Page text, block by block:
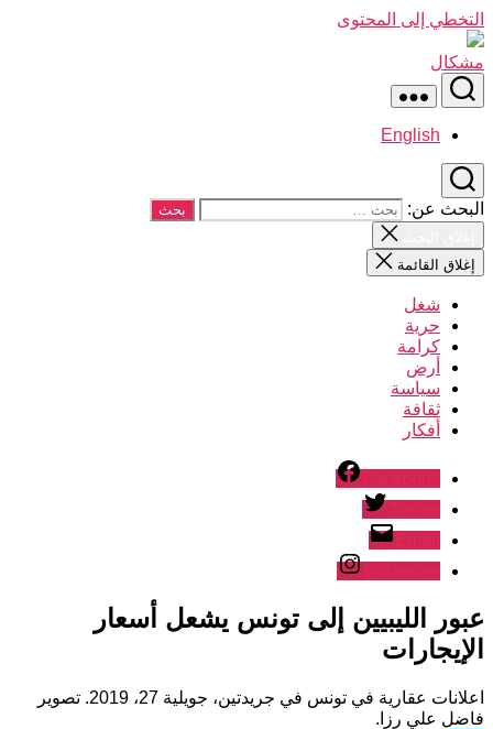
التخطي إلى المحتوى
مشكال
English
البحث عن:
إغلاق القائمة
شغل
حرية
كرامة
أرض
سياسة
ثقافة
أفكار
عبور الليبيين إلى تونس يشعل أسعار
الإيجارات
اعلانات عقارية في تونس في جريدتين، جويلية 27، 2019. تصوير
فاضل علي رزا.